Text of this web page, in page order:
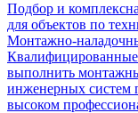
Подбор и
для объектов по
Монтажно-
выполнить
инженерных систем
высоком